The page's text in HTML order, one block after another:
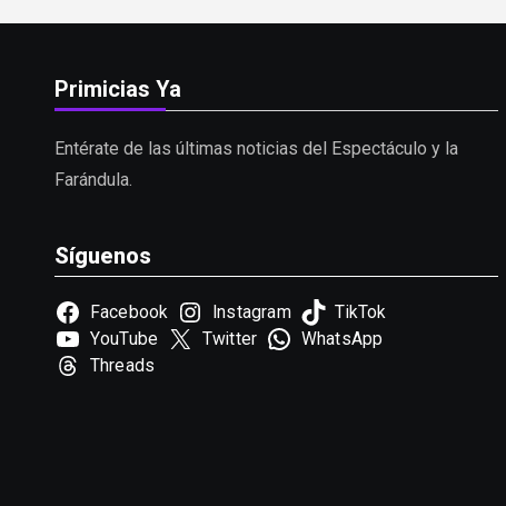
Primicias Ya
Entérate de las últimas noticias del Espectáculo y la
Farándula.
Síguenos
Facebook Instagram
TikTok
YouTube
Twitter
WhatsApp
Threads